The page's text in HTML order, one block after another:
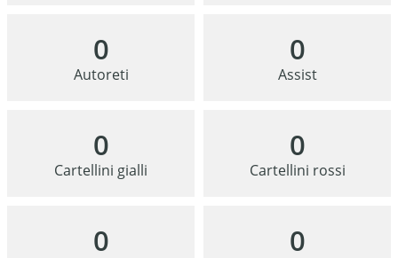
0
Autoreti
0
Assist
0
Cartellini gialli
0
Cartellini rossi
0 0